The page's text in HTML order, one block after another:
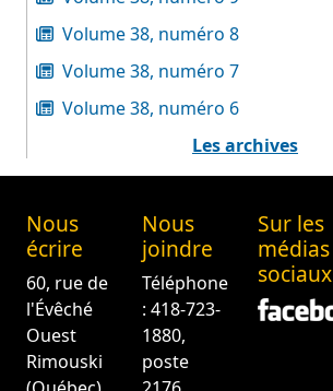
Volume 38, numéro 8
Volume 38, numéro 7
Volume 38, numéro 6
Les archives
Nous
écrire
60, rue de
l'Évêché
Ouest
Rimouski
Nous
joindre
Téléphone
: 418-723-
1880,
poste
Sur les
médias
sociaux